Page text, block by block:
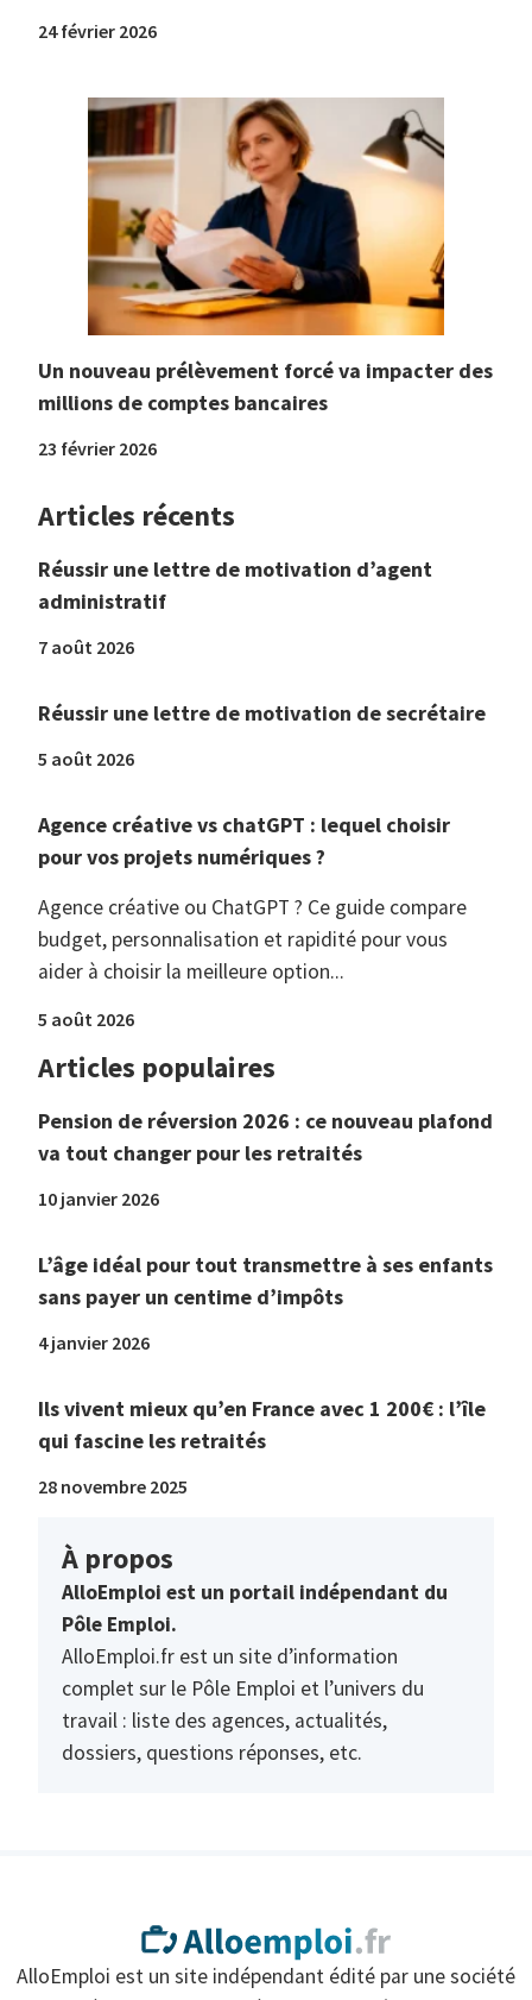
24 février 2026
Un nouveau prélèvement forcé va impacter des
millions de comptes bancaires
23 février 2026
Articles récents
Réussir une lettre de motivation d’agent
administratif
7 août 2026
Réussir une lettre de motivation de secrétaire
5 août 2026
Agence créative vs chatGPT : lequel choisir
pour vos projets numériques ?
Agence créative ou ChatGPT ? Ce guide compare
budget, personnalisation et rapidité pour vous
aider à choisir la meilleure option...
5 août 2026
Articles populaires
Pension de réversion 2026 : ce nouveau plafond
va tout changer pour les retraités
10 janvier 2026
L’âge idéal pour tout transmettre à ses enfants
sans payer un centime d’impôts
4 janvier 2026
Ils vivent mieux qu’en France avec 1 200€ : l’île
qui fascine les retraités
28 novembre 2025
À propos
AlloEmploi est un portail indépendant du
Pôle Emploi.
AlloEmploi.fr est un site d’information
complet sur le Pôle Emploi et l’univers du
travail : liste des agences, actualités,
dossiers, questions réponses, etc.
AlloEmploi est un site indépendant édité par une société